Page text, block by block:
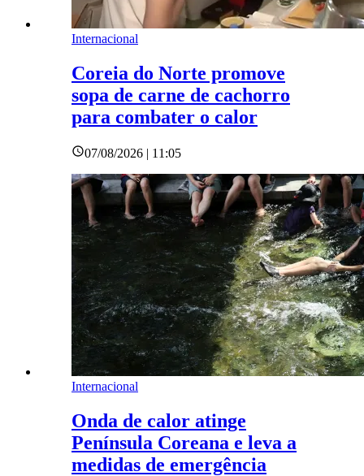
Internacional
Coreia do Norte promove
sopa de carne de cachorro
para combater o calor
07/08/2026 | 11:05
Internacional
Onda de calor atinge
Península Coreana e leva a
medidas de emergência